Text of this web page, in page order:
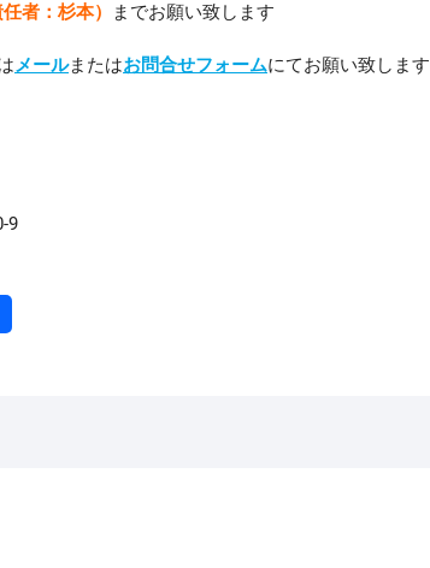
者：杉本） までお願い致します
メールまたはお問合せフォームにてお願い致します
9